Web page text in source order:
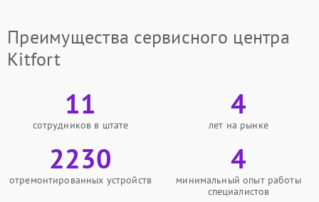
Преимущества сервисного центра
Kitfort
11
сотрудников в штате
4
лет на рынке
2230
отремонтированных устройств
4
минимальный опыт работы
специалистов